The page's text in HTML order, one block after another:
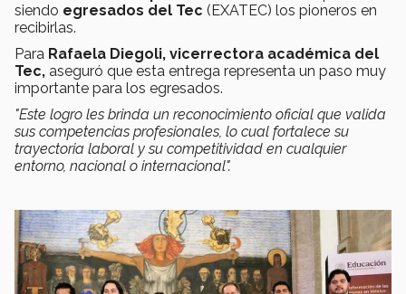
siendo egresados del Tec (EXATEC) los pioneros en
recibirlas.
Para Rafaela Diegoli, vicerrectora académica del
Tec, aseguró que esta entrega representa un paso muy
importante para los egresados.
"Este logro les brinda un reconocimiento oficial que valida
sus competencias profesionales, lo cual fortalece su
trayectoria laboral y su competitividad en cualquier
entorno, nacional o internacional".